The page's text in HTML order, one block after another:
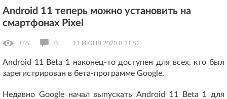
Android 11 теперь можно установить на
смартфонах Pixel
165 0 11 ИЮНЯ 2020 В 11:52
Android 11 Beta 1 наконец-то доступен для всех, кто был
зарегистрирован в бета-программе Google.
Недавно Google начал выпускать Android 11 Beta 1 для